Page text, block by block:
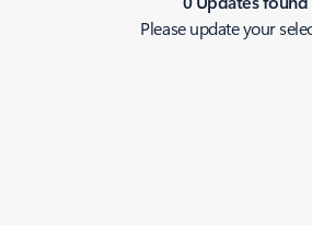
Please update your